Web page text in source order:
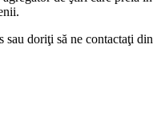
sau doriţi să ne contactaţi